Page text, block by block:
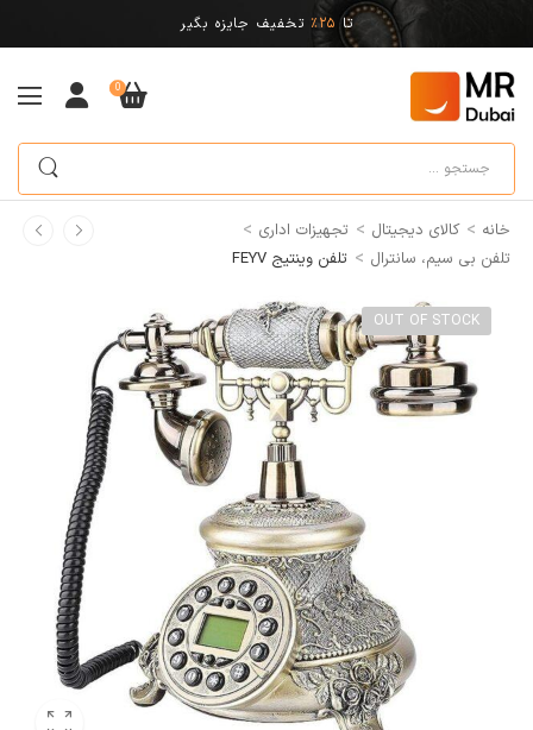
تا 25% تخفیف جایزه بگیر
0
خانه > کالای دیجیتال > تجهیزات اداری >
تلفن بی سیم، سانترال > تلفن وینتیج FEYV
OUT OF STOCK